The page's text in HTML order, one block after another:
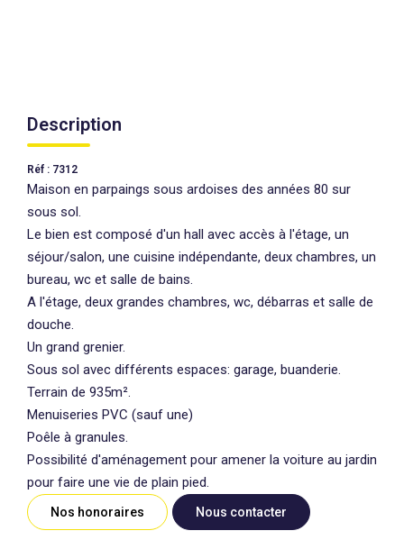
Description
Réf : 7312
Maison en parpaings sous ardoises des années 80 sur
sous sol.
Le bien est composé d'un hall avec accès à l'étage, un
séjour/salon, une cuisine indépendante, deux chambres, un
bureau, wc et salle de bains.
A l'étage, deux grandes chambres, wc, débarras et salle de
douche.
Un grand grenier.
Sous sol avec différents espaces: garage, buanderie.
Terrain de 935m².
Menuiseries PVC (sauf une)
Poêle à granules.
Possibilité d'aménagement pour amener la voiture au jardin
pour faire une vie de plain pied.
Nos honoraires Nous contacter